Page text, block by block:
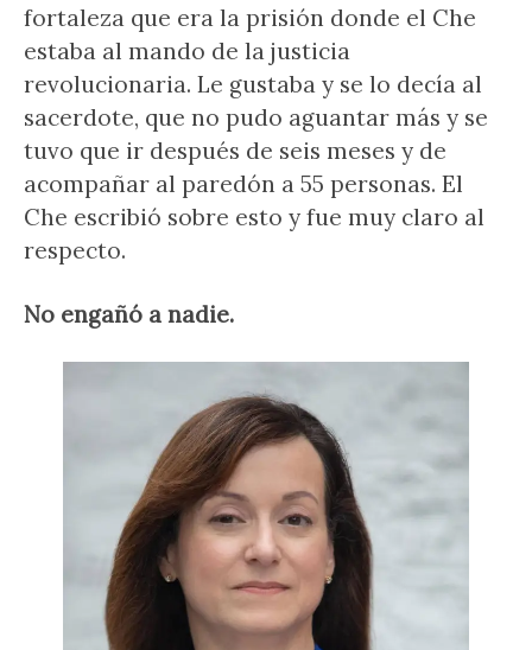
fortaleza que era la prisión donde el Che
estaba al mando de la justicia
revolucionaria. Le gustaba y se lo decía al
sacerdote, que no pudo aguantar más y se
tuvo que ir después de seis meses y de
acompañar al paredón a 55 personas. El
Che escribió sobre esto y fue muy claro al
respecto.
No engañó a nadie.